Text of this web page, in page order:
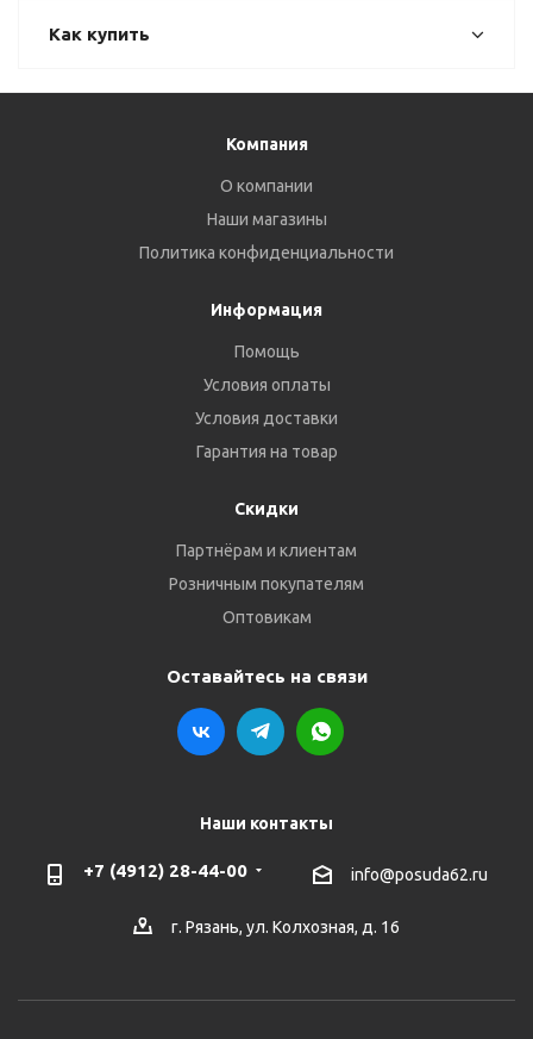
Как купить
Компания
О компании
Наши магазины
Политика конфиденциальности
Информация
Помощь
Условия оплаты
Условия доставки
Гарантия на товар
Скидки
Партнёрам и клиентам
Розничным покупателям
Оптовикам
Оставайтесь на связи
Наши контакты
+7 (4912) 28-44-00 info@posuda62.ru
г. Рязань, ул. Колхозная, д. 16